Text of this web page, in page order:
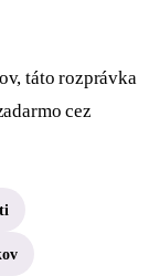
táto rozprávka
cez